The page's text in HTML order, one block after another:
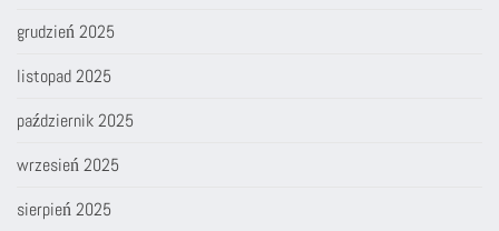
grudzień 2025
listopad 2025
październik 2025
wrzesień 2025
sierpień 2025